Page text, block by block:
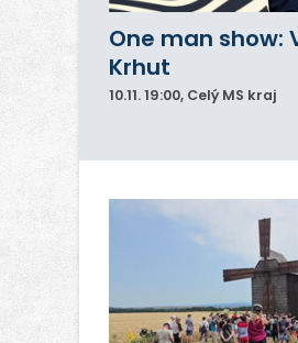
One man show:
Krhut
10.11.19:00, Celý MS kraj